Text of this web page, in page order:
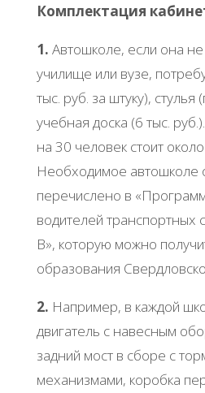
Комплектация
1. Автошколе, если она
училище или вузе,
тыс. руб. за штуку), стулья
учебная доска (6 тыс.
на 30 человек стоит
Необходимое автошколе
перечислено в
водителей транспортных
В», которую можно
образования
2. Например, в каждой
двигатель с навесным
задний мост в сборе с
механизмами, коробка